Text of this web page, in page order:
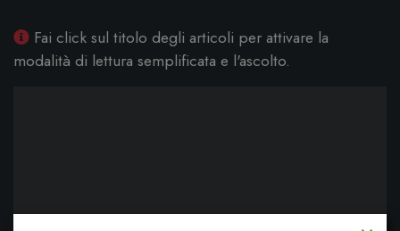
Fai click sul titolo degli articoli per attivare la
modalità di lettura semplificata e l'ascolto.